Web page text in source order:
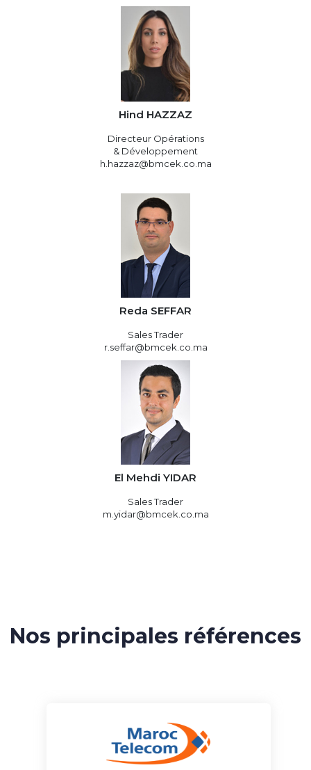
Hind HAZZAZ
Directeur Opérations
& Développement
h.hazzaz@bmcek.co.ma
Reda SEFFAR
Sales Trader
r.seffar@bmcek.co.ma
El Mehdi YIDAR
Sales Trader
m.yidar@bmcek.co.ma
Nos principales références